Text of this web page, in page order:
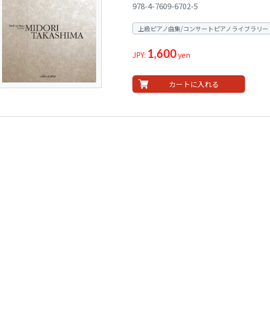
978-4-7609-6702-5
上級ピアノ曲集/コンサートピアノライブラリー
JPY: 1,600yen
カートに入れる